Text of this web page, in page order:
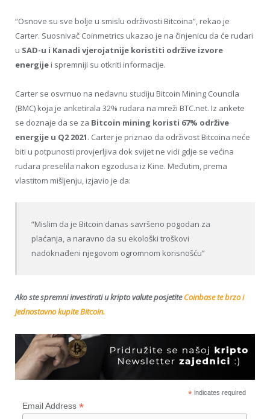
“Osnove su sve bolje u smislu održivosti Bitcoina”, rekao je
Carter. Suosnivač Coinmetrics ukazao je na činjenicu da će rudari
u SAD-u i Kanadi vjerojatnije koristiti održive izvore
energije i spremniji su otkriti informacije.
Carter se osvrnuo na nedavnu studiju Bitcoin Mining Councila
(BMC) koja je anketirala 32% rudara na mreži BTC.net. Iz ankete
se doznaje da se za Bitcoin mining koristi 67% održive
energije u Q2 2021. Carter je priznao da održivost Bitcoina neće
biti u potpunosti provjerljiva dok svijet ne vidi gdje se većina
rudara preselila nakon egzodusa iz Kine. Međutim, prema
vlastitom mišljenju, izjavio je da:
“Mislim da je Bitcoin danas savršeno pogodan za
plaćanja, a naravno da su ekološki troškovi
nadoknađeni njegovom ogromnom korisnošću”
Ako ste spremni investirati u kripto valute posjetiteCoinbase te brzo i
jednostavno kupite Bitcoin.
*indicates required
Email Address *